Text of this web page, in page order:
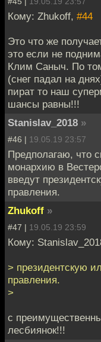
Кому: Zhukoff, #44
Это что же
это если не
Клим Саныч. По
(снег падал на
пират то наш
шансы равны!!!
Stanislav_2018 »
#46 | 19.05.19 23:57
Предполагаю, что
монархию в
введут
правления.
Zhukoff »
#47 | 19.05.19 23:59
Кому:
> президентскую
правления.
>
с
лесбиянок!!!